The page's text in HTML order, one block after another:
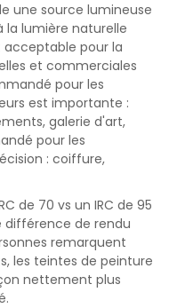
une source lumineuse
la lumière naturelle
acceptable pour la
et commerciales
pour les
est importante :
galerie d'art,
pour les
: coiffure,
de 70 vs un IRC de 95
de rendu
remarquent
les teintes de peinture
nettement plus